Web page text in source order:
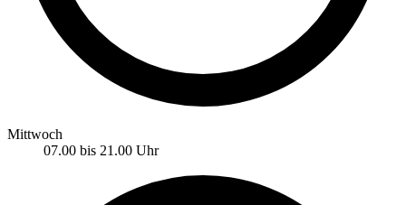
Mittwoch
07.00 bis 21.00 Uhr